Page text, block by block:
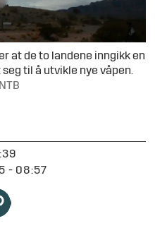
at de to landene inngikk en
til å utvikle nye våpen.
- 08:57